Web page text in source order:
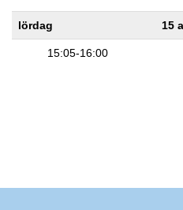
lördag 15
15:05-16:00